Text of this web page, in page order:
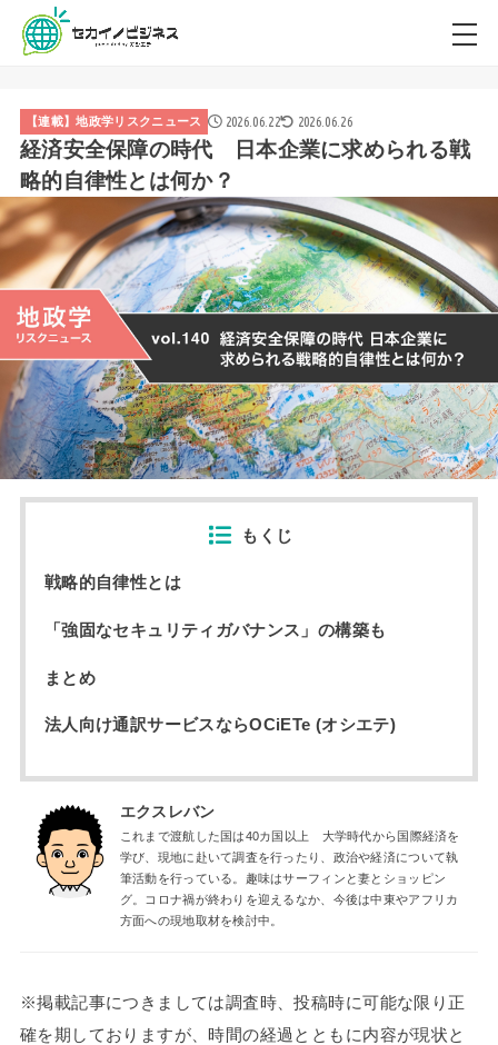
【連載】地政学リスクニュース 2026.06.22 2026.06.26
経済安全保障の時代 日本企業に求められる戦
略的自律性とは何か？
もくじ
戦略的自律性とは
「強固なセキュリティガバナンス」の構築も
まとめ
法人向け通訳サービスならOCiETe (オシエテ)
エクスレバン
これまで渡航した国は40カ国以上 大学時代から国際経済を
学び、現地に赴いて調査を行ったり、政治や経済について執
筆活動を行っている。趣味はサーフィンと妻とショッピン
グ。コロナ禍が終わりを迎えるなか、今後は中東やアフリカ
方面への現地取材を検討中。
※掲載記事につきましては調査時、投稿時に可能な限り正
確を期しておりますが、時間の経過とともに内容が現状と